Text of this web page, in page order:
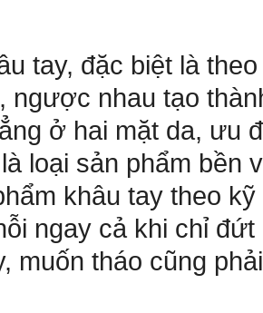
tay, đặc biệt là
ngược nhau tạo
ở hai mặt da, ưu
loại sản phẩm bền
khâu tay theo
ngay cả khi chỉ
muốn tháo cũng